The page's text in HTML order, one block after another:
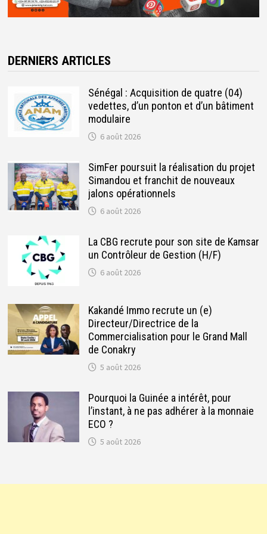
DERNIERS ARTICLES
Sénégal : Acquisition de quatre (04)
vedettes, d’un ponton et d’un bâtiment
modulaire
6 août 2026
SimFer poursuit la réalisation du projet
Simandou et franchit de nouveaux
jalons opérationnels
6 août 2026
La CBG recrute pour son site de Kamsar
un Contrôleur de Gestion (H/F)
6 août 2026
Kakandé Immo recrute un (e)
Directeur/Directrice de la
Commercialisation pour le Grand Mall
de Conakry
5 août 2026
Pourquoi la Guinée a intérêt, pour
l’instant, à ne pas adhérer à la monnaie
ECO ?
5 août 2026